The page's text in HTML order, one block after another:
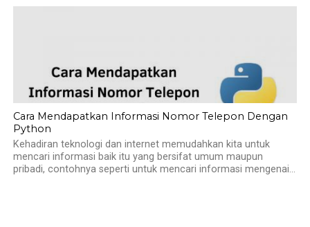
Cara Mendapatkan Informasi Nomor Telepon Dengan
Python
Kehadiran teknologi dan internet memudahkan kita untuk
mencari informasi baik itu yang bersifat umum maupun
pribadi, contohnya seperti untuk mencari informasi mengenai...